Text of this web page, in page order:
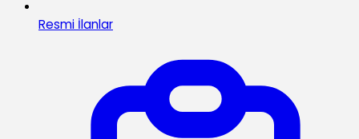
Resmi İlanlar